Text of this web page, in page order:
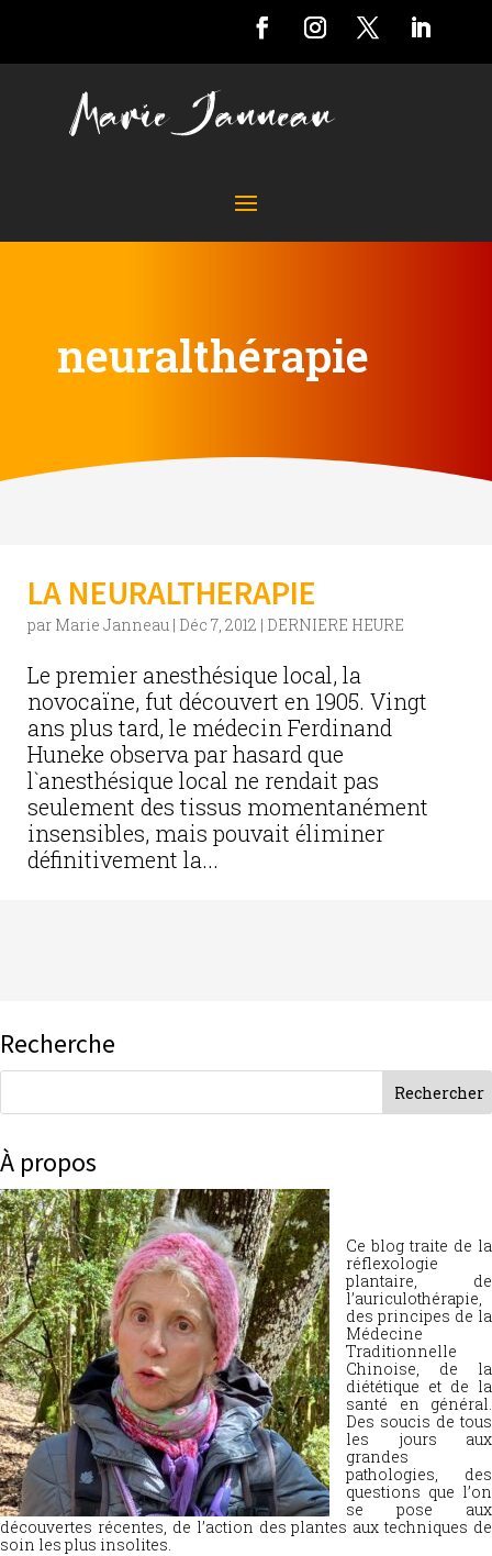
neuralthérapie
LA NEURALTHERAPIE
par Marie Janneau | Déc 7, 2012 | DERNIERE HEURE
Le premier anesthésique local, la
novocaïne, fut découvert en 1905. Vingt
ans plus tard, le médecin Ferdinand
Huneke observa par hasard que
l`anesthésique local ne rendait pas
seulement des tissus momentanément
insensibles, mais pouvait éliminer
définitivement la...
Recherche
À propos
Ce blog traite de la
réflexologie
plantaire, de
l’auriculothérapie,
des principes de la
Médecine
Traditionnelle
Chinoise, de la
diététique et de la
santé en général.
Des soucis de tous
les jours aux
grandes
pathologies, des
questions que l’on
se pose aux
découvertes récentes, de l’action des plantes aux techniques de
soin les plus insolites.